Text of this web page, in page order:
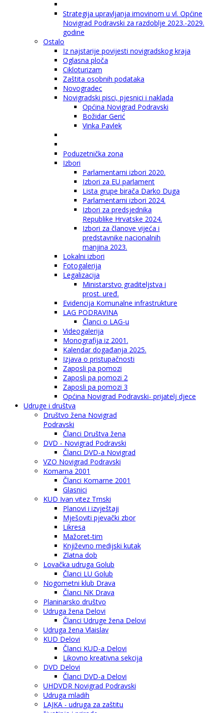
Strategija upravljanja imovinom u vl. Općine
Novigrad Podravski za razdoblje 2023.-2029.
godine
Ostalo
Iz najstarije povijesti novigradskog kraja
Oglasna ploča
Cikloturizam
Zaštita osobnih podataka
Novogradec
Novigradski pisci, pjesnici i naklada
Općina Novigrad Podravski
Božidar Gerić
Vinka Pavlek
Poduzetnička zona
Izbori
Parlamentarni izbori 2020.
Izbori za EU parlament
Lista grupe birača Darko Duga
Parlamentarni izbori 2024.
Izbori za predsjednika
Republike Hrvatske 2024.
Izbori za članove vijeća i
predstavnike nacionalnih
manjina 2023.
Lokalni izbori
Fotogalerija
Legalizacija
Ministarstvo graditeljstva i
prost. uređ.
Evidencija Komunalne infrastrukture
LAG PODRAVINA
Članci o LAG-u
Videogalerija
Monografija iz 2001.
Kalendar događanja 2025.
Izjava o pristupačnosti
Zaposli pa pomozi
Zaposli pa pomozi 2
Zaposli pa pomozi 3
Općina Novigrad Podravski- prijatelj djece
Udruge i društva
Društvo žena Novigrad
Podravski
Članci Društva žena
DVD - Novigrad Podravski
Članci DVD-a Novigrad
VZO Novigrad Podravski
Komarna 2001
Članci Komarne 2001
Glasnici
KUD Ivan vitez Trnski
Planovi i izvještaji
Mješoviti pjevački zbor
Likresa
Mažoret-tim
Književno medijski kutak
Zlatna dob
Lovačka udruga Golub
Članci LU Golub
Nogometni klub Drava
Članci NK Drava
Planinarsko društvo
Udruga žena Delovi
Članci Udruge žena Delovi
Udruga žena Vlaislav
KUD Delovi
Članci KUD-a Delovi
Likovno kreativna sekcija
DVD Delovi
Članci DVD-a Delovi
UHDVDR Novigrad Podravski
Udruga mladih
LAJKA - udruga za zaštitu